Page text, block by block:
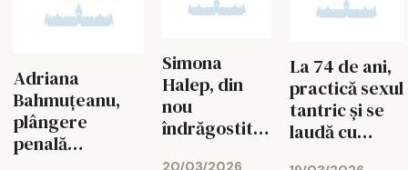
Adriana
Bahmuțeanu,
plângere
penală
Simona
Halep, din
nou
îndrăgostită?
20/03/2026
La 74 de ani,
practică sexul
tantric și se
laudă cu